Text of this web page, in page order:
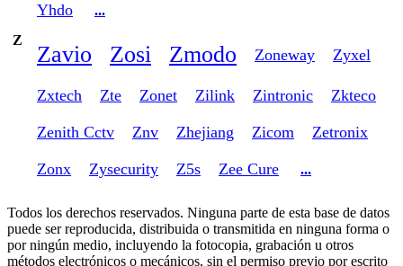
Yhdo
...
Z
Zavio Zosi Zmodo Zoneway Zyxel
Zxtech Zte Zonet Zilink Zintronic Zkteco
Zenith Cctv Znv Zhejiang Zicom Zetronix
Zonx Zysecurity Z5s Zee Cure ...
Todos los derechos reservados. Ninguna parte de esta base de datos
puede ser reproducida, distribuida o transmitida en ninguna forma o
por ningún medio, incluyendo la fotocopia, grabación u otros
métodos electrónicos o mecánicos, sin el permiso previo por escrito